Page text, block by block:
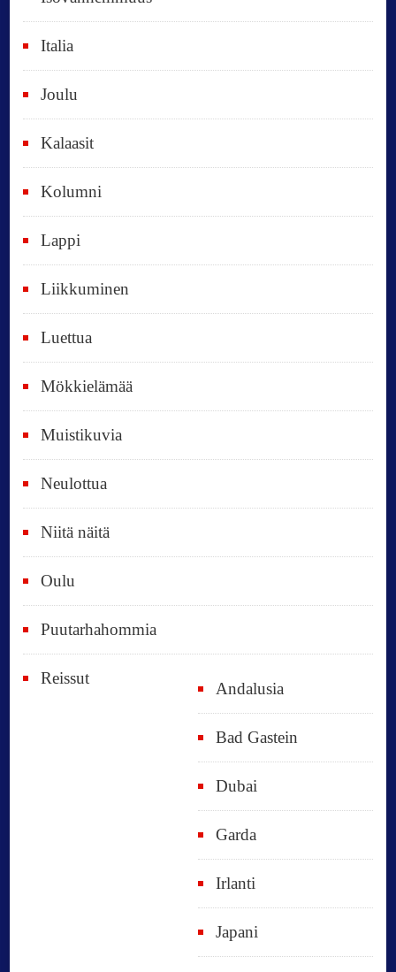
t
,
i
k
i
p
ä
ä
t
Italia
Joulu
Kalaasit
Kolumni
Lappi
Liikkuminen
Luettua
Mökkielämää
Muistikuvia
Neulottua
Niitä näitä
Oulu
Puutarhahommia
Reissut
Andalusia
Bad Gastein
Dubai
Garda
Irlanti
Japani